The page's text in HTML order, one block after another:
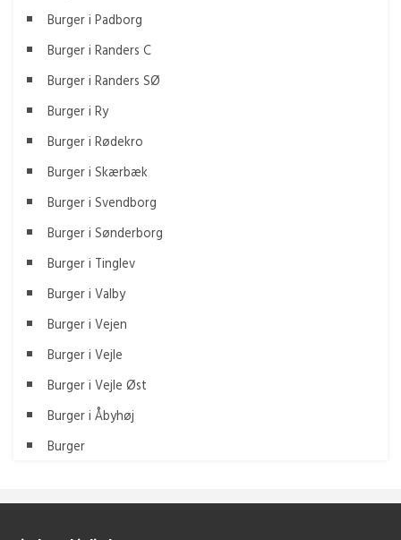
Burger i Padborg
Burger i Randers C
Burger i Randers SØ
Burger i Ry
Burger i Rødekro
Burger i Skærbæk
Burger i Svendborg
Burger i Sønderborg
Burger i Tinglev
Burger i Valby
Burger i Vejen
Burger i Vejle
Burger i Vejle Øst
Burger i Åbyhøj
Burger